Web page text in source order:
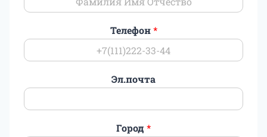
Телефон*
Эл.почта
Город *